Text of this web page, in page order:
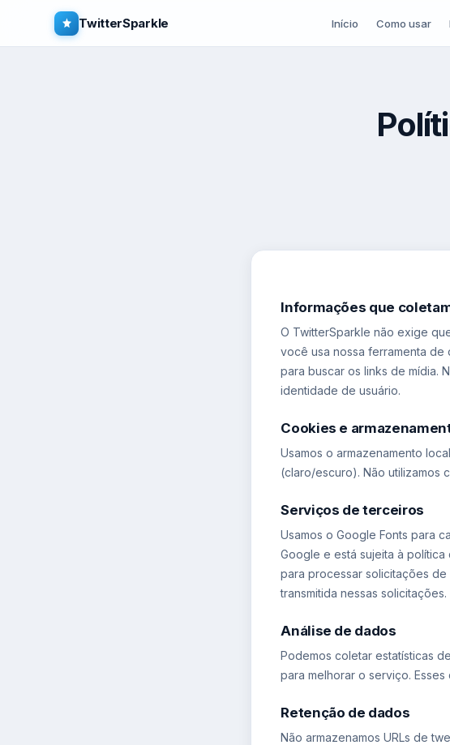
TwitterSparkle Início Como usar
Informações que
O TwitterSparkle não exige
você usa nossa ferramenta de
para buscar os links de mídia.
identidade de usuário.
Cookies e
Usamos o armazenamento
(claro/escuro). Não utilizamos
Serviços de terceiros
Usamos o Google Fonts para
Google e está sujeita à
para processar solicitações
transmitida nessas solicitações.
Análise de dados
Podemos coletar estatísticas
para melhorar o serviço.
Retenção de dados
Não armazenamos URLs de